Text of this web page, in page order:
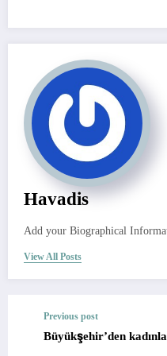
Havadis
Add your Biographical
View All Posts
Previous post
Büyükşehir’den